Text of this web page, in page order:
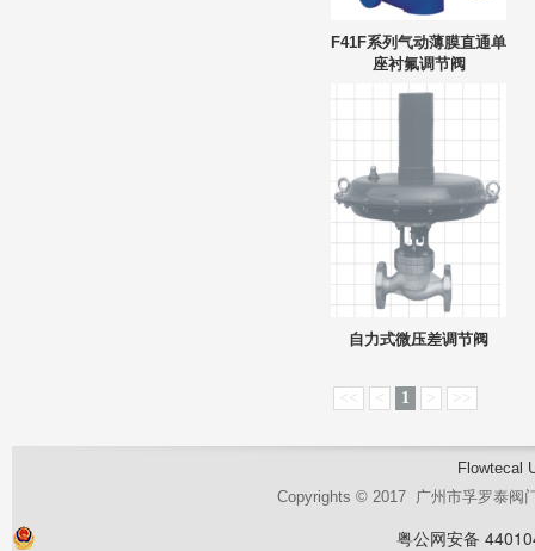
F41F系列气动薄膜直通单
座衬氟调节阀
自力式微压差调节阀
<< < 1 > >>
Flowtecal
Copyrights © 2017 广州市孚罗泰阀
粤公网安备